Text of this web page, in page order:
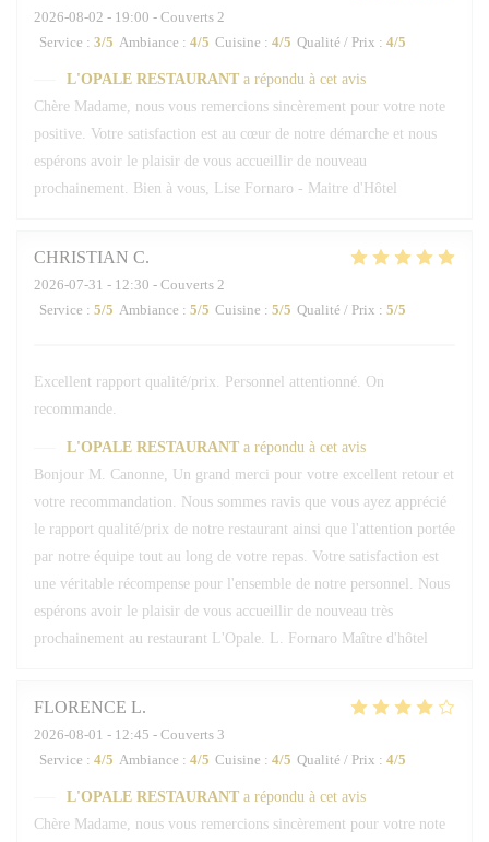
2026-08-02 - 19:00 - Couverts 2
Service : 3/5 Ambiance : 4/5 Cuisine : 4/5 Qualité / Prix : 4/5
L'OPALE RESTAURANT a répondu à cet avis
Chère Madame, nous vous remercions sincèrement pour votre note
positive. Votre satisfaction est au cœur de notre démarche et nous
espérons avoir le plaisir de vous accueillir de nouveau
prochainement. Bien à vous, Lise Fornaro - Maitre d'Hôtel
CHRISTIAN C
2026-07-31 - 12:30 - Couverts 2
Service : 5/5 Ambiance : 5/5 Cuisine : 5/5 Qualité / Prix : 5/5
Excellent rapport qualité/prix. Personnel attentionné. On
recommande.
L'OPALE RESTAURANT a répondu à cet avis
Bonjour M. Canonne, Un grand merci pour votre excellent retour et
votre recommandation. Nous sommes ravis que vous ayez apprécié
le rapport qualité/prix de notre restaurant ainsi que l'attention portée
par notre équipe tout au long de votre repas. Votre satisfaction est
une véritable récompense pour l'ensemble de notre personnel. Nous
espérons avoir le plaisir de vous accueillir de nouveau très
prochainement au restaurant L'Opale. L. Fornaro Maître d'hôtel
FLORENCE L
2026-08-01 - 12:45 - Couverts 3
Service : 4/5 Ambiance : 4/5 Cuisine : 4/5 Qualité / Prix : 4/5
L'OPALE RESTAURANT a répondu à cet avis
Chère Madame, nous vous remercions sincèrement pour votre note